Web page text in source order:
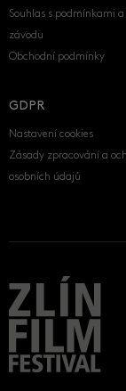
Souhlas s podmínkami
závodu
Obchodní podmínky
GDPR
Nastavení cookies
Zásady zpracování a
osobních údajů